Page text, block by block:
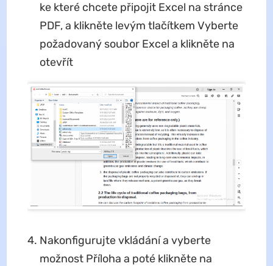
ke které chcete připojit Excel na stránce
PDF, a klikněte levým tlačítkem Vyberte
požadovaný soubor Excel a klikněte na
otevřít
Nakonfigurujte vkládání a vyberte
možnost Příloha a poté klikněte na